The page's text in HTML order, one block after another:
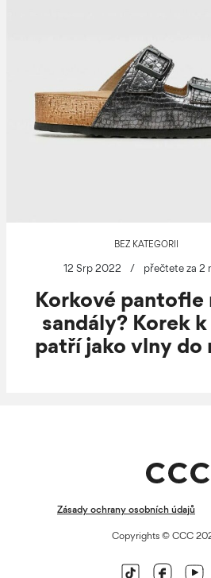
BEZ KATEGORII
12 Srp 2022 / přečtete za 2
Korkové pantofle
sandály? Korek
patří jako vlny do
Zásady ochrany osobních údajů
Copyrights © CCC